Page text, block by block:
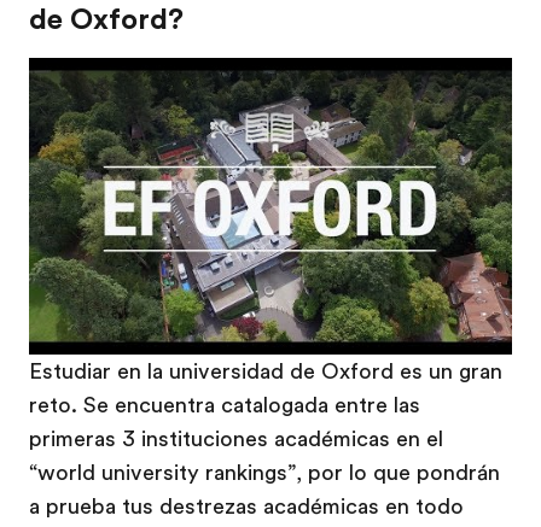
de Oxford?
Play
Estudiar en la universidad de Oxford es un gran
reto. Se encuentra catalogada entre las
primeras 3 instituciones académicas en el
“world university rankings”, por lo que pondrán
a prueba tus destrezas académicas en todo